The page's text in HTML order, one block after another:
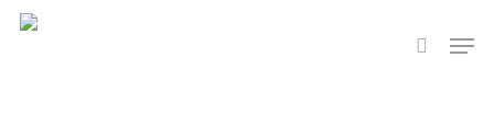
Skip
search